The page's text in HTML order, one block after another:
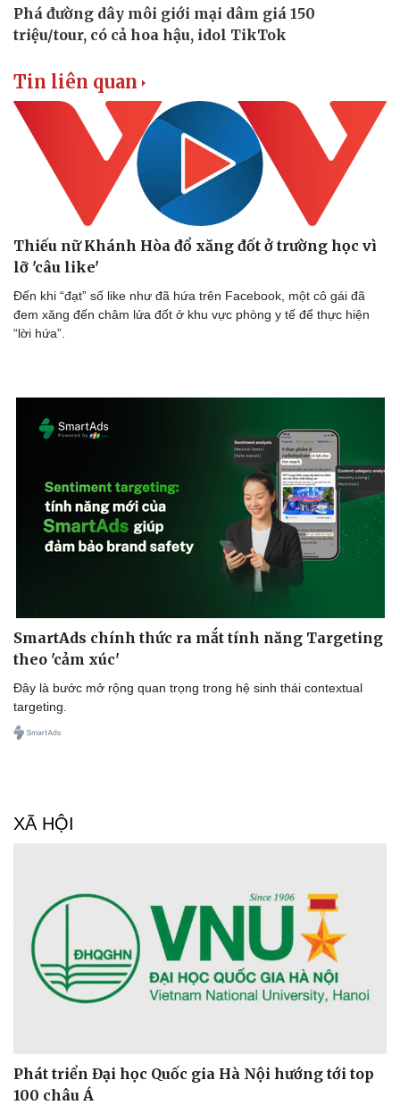
Doanh nghiệp
Doanh nhân
Vì cộng đồng
Trải nghiệm
Tin liên quan
Thiếu nữ Khánh Hòa đổ xăng đốt ở trường học vì
lỡ 'câu like'
Đến khi “đạt” số like như đã hứa trên Facebook, một cô gái đã
đem xăng đến châm lửa đốt ở khu vực phòng y tế để thực hiện
“lời hứa”.
SmartAds chính thức ra mắt tính năng Targeting
theo 'cảm xúc'
Đây là bước mở rộng quan trọng trong hệ sinh thái contextual
targeting.
XÃ HỘI
Phát triển Đại học Quốc gia Hà Nội hướng tới top
100 châu Á